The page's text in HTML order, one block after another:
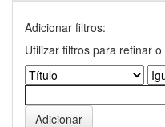
Adicionar filtros:
Utilizar filtros para refinar